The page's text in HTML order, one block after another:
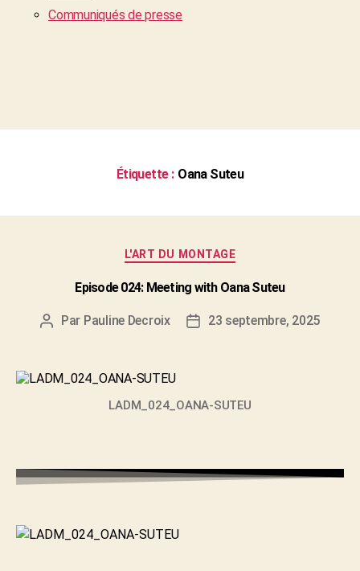
Communiqués de presse
Étiquette : Oana Suteu
Catégories
L'ART DU MONTAGE
Episode 024: Meeting with Oana Suteu
Auteur
Par Pauline Decroix
Date23 septembre, 2025
LADM_024_OANA-SUTEU